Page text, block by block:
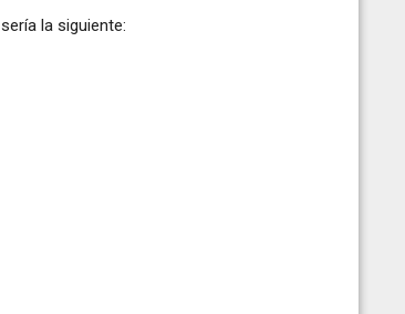
sería la siguiente: